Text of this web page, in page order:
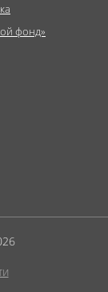
фонд»